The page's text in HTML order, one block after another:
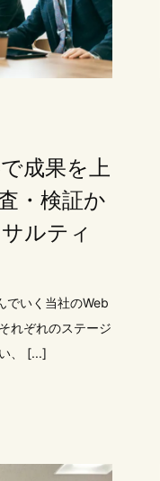
成果を上
・検証か
ルティ
でいく当社のWeb
れぞれのステージ
、 [...]